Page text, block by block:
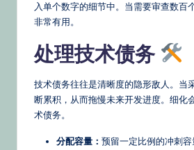
入单个数字的细节中。当需要审查数百
非常有用。
处理技术债务
技术债务往往是清晰度的隐形敌人。当
断累积，从而拖慢未来开发进度。细化
术债务。
分配容量： 预留一定比例的冲刺容